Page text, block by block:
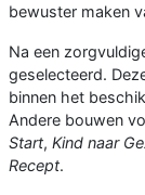
bewuster maken
Na een
geselecteerd.
binnen het
Andere bouwen
Start, Kind naar
Recept.